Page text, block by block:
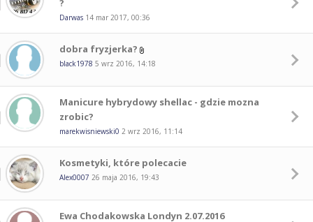
?
Darwas 14 mar 2017, 00:36
dobra fryzjerka?
black1978 5 wrz 2016, 14:18
Manicure hybrydowy shellac - gdzie mozna
zrobic?
marekwisniewski0 2 wrz 2016, 11:14
Kosmetyki, które polecacie
Alex0007 26 maja 2016, 19:43
Ewa Chodakowska Londyn 2.07.2016